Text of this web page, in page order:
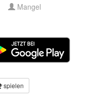
Mangel
spielen